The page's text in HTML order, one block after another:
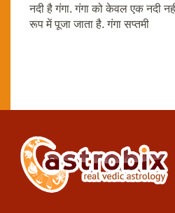
नदी है गंगा. गंगा को केवल एक नदी
रूप में पूजा जाता है. गंगा सप्तमी